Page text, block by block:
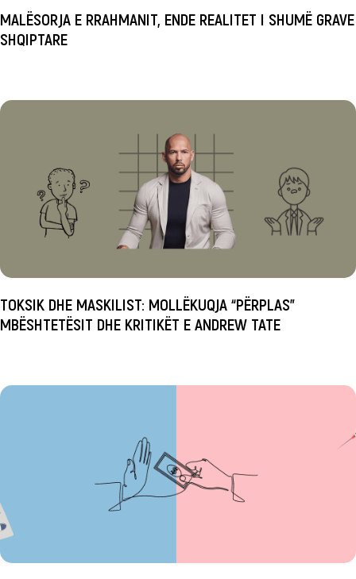
MALËSORJA E RRAHMANIT, ENDE REALITET I SHUMË GRAVE
SHQIPTARE
TOKSIK DHE MASKILIST: MOLLËKUQJA “PËRPLAS”
MBËSHTETËSIT DHE KRITIKËT E ANDREW TATE